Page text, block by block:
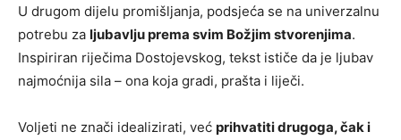
U drugom dijelu promišljanja, podsjeća se na univerzalnu
potrebu za ljubavlju prema svim Božjim stvorenjima.
Inspiriran riječima Dostojevskog, tekst ističe da je ljubav
najmoćnija sila – ona koja gradi, prašta i liječi.
Voljeti ne znači idealizirati, već prihvatiti drugoga, čak i